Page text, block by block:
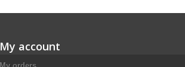
My account